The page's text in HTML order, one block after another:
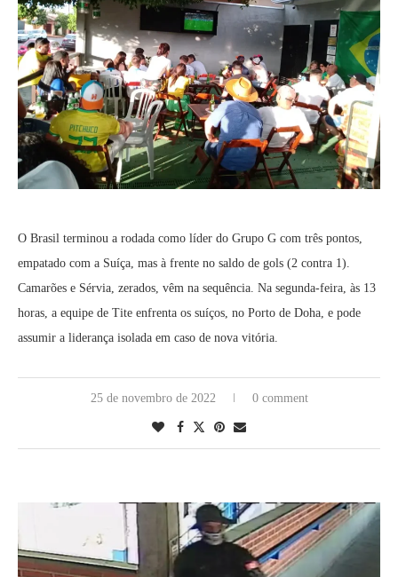
O Brasil terminou a rodada como líder do Grupo G com três pontos,
empatado com a Suíça, mas à frente no saldo de gols (2 contra 1).
Camarões e Sérvia, zerados, vêm na sequência. Na segunda-feira, às 13
horas, a equipe de Tite enfrenta os suíços, no Porto de Doha, e pode
assumir a liderança isolada em caso de nova vitória.
25 de novembro de 2022 0 comment